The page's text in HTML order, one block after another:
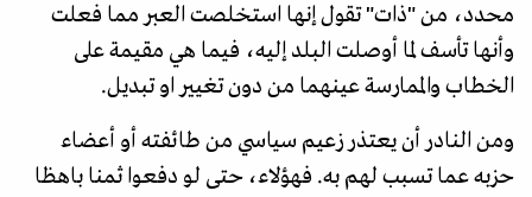
محدد، من "ذات" تقول إنها استخلصت العبر مما فعلت
وأنها تأسف لما أوصلت البلد إليه، فيما هي مقيمة على
الخطاب والممارسة عينهما من دون تغيير او تبديل.
ومن النادر أن يعتذر زعيم سياسي من طائفته أو أعضاء
حزبه عما تسبب لهم به. فهؤلاء، حتى لو دفعوا ثمنا باهظا